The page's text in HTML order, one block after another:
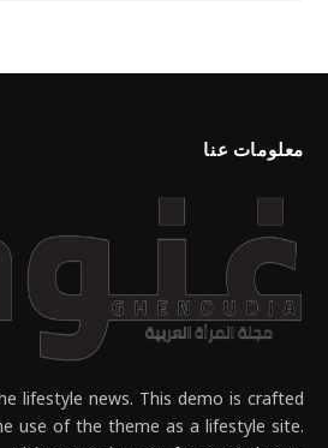
معلومات عنا
lifestyle news. This demo is crafted
use of the theme as a lifestyle site.